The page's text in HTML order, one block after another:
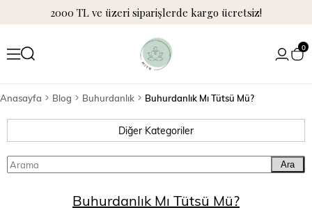
2000 TL ve üzeri siparişlerde kargo ücretsiz!
0
Anasayfa Blog Buhurdanlık Buhurdanlık Mı Tütsü Mü?
Diğer Kategoriler
Ara
Buhurdanlık Mı Tütsü Mü?